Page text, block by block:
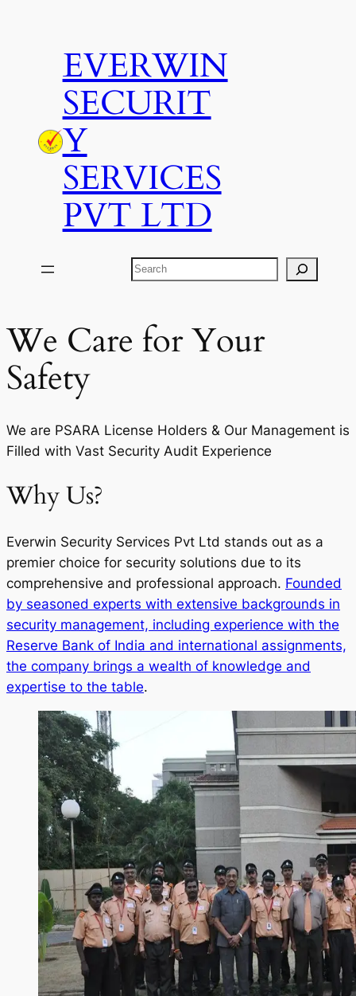
EVERWIN
SECURIT
Y
SERVICES
PVT LTD
Search
We Care for Your
Safety
We are PSARA License Holders & Our Management is
Filled with Vast Security Audit Experience
Why Us?
Everwin Security Services Pvt Ltd stands out as a
premier choice for security solutions due to its
comprehensive and professional approach. Founded
by seasoned experts with extensive backgrounds in
security management, including experience with the
Reserve Bank of India and international assignments,
the company brings a wealth of knowledge and
expertise to the table.